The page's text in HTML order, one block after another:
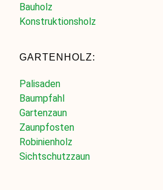
Bauholz
Konstruktionsholz
GARTENHOLZ:
Palisaden
Baumpfahl
Gartenzaun
Zaunpfosten
Robinienholz
Sichtschutzzaun